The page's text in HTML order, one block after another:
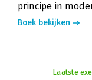
principe in
Boek bekijken
Laatste